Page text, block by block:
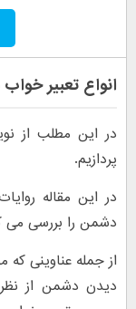
انواع تعبیر
در این مطلب از
پردازیم.
در این مقاله
دشمن را بررسی می
از جمله عناوینی
دیدن دشمن از